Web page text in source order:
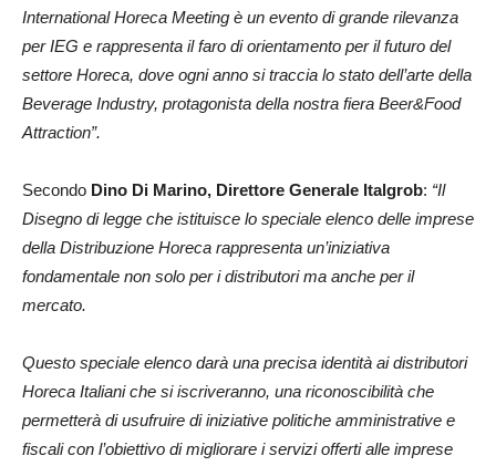
International Horeca Meeting è un evento di grande rilevanza
per IEG e rappresenta il faro di orientamento per il futuro del
settore Horeca, dove ogni anno si traccia lo stato dell’arte della
Beverage Industry, protagonista della nostra fiera Beer&Food
Attraction”.
Secondo Dino Di Marino, Direttore Generale Italgrob: “Il
Disegno di legge che istituisce lo speciale elenco delle imprese
della Distribuzione Horeca rappresenta un’iniziativa
fondamentale non solo per i distributori ma anche per il
mercato.
Questo speciale elenco darà una precisa identità ai distributori
Horeca Italiani che si iscriveranno, una riconoscibilità che
permetterà di usufruire di iniziative politiche amministrative e
fiscali con l’obiettivo di migliorare i servizi offerti alle imprese